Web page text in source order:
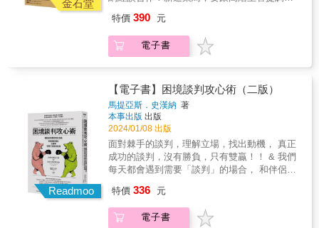
活還寫實的電影世界吧！記得找到書上分享的
七部正版好電影，搭配本書一起觀看，遨遊徜
徉在閱讀電影的天空，樂趣無窮！
通技巧非常重要。本書內容清晰、易懂，發人
深思並提供具體的實踐建議，幫助讀者「開心
進正確的談判溝通心態和技巧。&這本書適合所
有希望學習與提升談判溝通能力，並渴望在職
場及生活中取得成功的人，無論讀者的職業背
景、經驗閱歷、專業領域或個人興趣為何，它
不僅提供豐富的理論方法，更透過深入分析經
典電影場景，提供生動真實的案例及實用的知
識與技巧，使讀者能更加理解並應用談判溝通
的技巧和策略．面對職場及日常生活的挑戰，
提升個人生活品質，實現自己的目標和夢想。&
你，適合讀這本書嗎？莫懷疑，別猶豫，翻開
書，讓我們一起進入充滿神奇魔力、比真實生
活還寫實的電影世界吧！記得找到書上分享的
七部正版好電影，搭配本書一起觀看，遨遊徜
徉在閱讀電影的天空，樂趣無窮！
口氣將《創造可能》看過，未來也一定會反覆
重讀其中智慧！」 &mdash;&mdash;法勒
（Bruce Feiler）《人生轉折點》，（Life is in
the Transitions）作者 「如果我要上戰場（或
引人入勝的故事，是探討凡事都有可能的經典
大作。」 &mdash;&mdash;瑞普立（Amanda
Ripley），《修復關係的正向衝突》作者 「如
果你在乎正在撕裂我們國家的歧異，你一定要
讀這本書，才能解決我們現今生活各方面所面
臨的棘手議題。我非常推薦！」
&mdash;&mdash;瓊斯（Van Jones），社會創
時，做什麼是有意義的。書中並總結了近代人
類行為變化的研究，藉由歷史和時事的案例來
關於牛津通識課】 用最簡明直白的方式，了解
現代人最需要知道的大問題。 牛津通識課
（Very Short Introductions，簡稱VSI）是英國
系列叢書，秉持「為所有讀者提供一個可讀性
強且包羅萬千的工具書圖書館」的信念，於
1995年首次推出，多年來已出版近700本讀物，
內容涉及歷史、神學、藝術、哲學、文學、醫
學、自然科學、政治等數十多種領域。每一本
書對應一個主題，由該領域公認的專家撰寫，
篇幅簡潔精煉，並提供進一步深度閱讀的建
識框架。 &
的談判大師羅傑．道森數十年的成功談判經
驗，整理出64種優勢談判的秘訣，透過大量淺
顯易懂的例子，全面解析談判技巧，並針對不
同情境，制定了專門的談判方案，讓你在談判
生。
談判道路上見招拆招，讓你迅速理清自己的理
想條件排序、對方的核心需求，並推導出豐富
期，但又不能得罪，你該怎麼辦？ A：利益
&rarr;了解客戶在乎的是什麼 &事實&rarr;確
認為什麼指定這個交期，找出滿足同樣利益的
方案 Q：家人不讓你養貓，該怎麼說服？ A：
利益&rarr;了解家人擔心的問題有哪些 &事實
&rarr;確認如何解決過敏問題、環境問題，以及
照顧責任問題 &選項&rarr;在慈善社團借養一
隻孟加拉豹貓，引起過敏的案例少，掉毛也較
少 Q：想讓住在北極的人跟你買冰箱，你要怎
麼賣？ A：利益&rarr;北極人需要一個儲存食物
外，會凍得非常硬而無法食用 &選項&rarr;冰
箱可以穩定控管食物溫度 Q：討厭的朋友要你
周末去幫她搬家，要怎麼拒絕？ A：善用「正
金石堂
你？如果談判籌碼不對等，該怎麼逆轉劣勢，
達成你想要的結果？說服父母養貓、讓經營衰
退的公司捐款五倍、把冰箱賣給住在北極的人
談成！一想到明天要面對超難搞的魔王級客戶
就夜不成眠嗎？身處小蝦米對上大鯨魚的談判
場合，權力關係不對等的高壓情境讓你不知如
何應對嗎？教授協商術超過二十年的賽斯・弗
里曼知道，面對日常生活和職場上的溝通難
題，若只談原則遠遠不夠，明確直接、實證有
效的解題公式才是大家最需要的。本書提供十
五個能迅速上手的協商工具，帶領讀者在談判
道路上見招拆招，讓你迅速理清自己的理想條
決問題方案！Q：客戶提出非常緊迫的交期，但
特價 390 元
電子書
Readmoo
【電子書】困境談判攻心術（二版）
馬提亞斯．史漢納 著
本事出版 出版
2024/01/08 出版
面對棘手的談判，理解立場，找出動機， 真正
成功的談判，沒有勝負，只有雙贏！！ & 我們
每天都會遇到需要「談判」的場合， 和伴侶談
垃圾、誰該洗碗掃地； 和子女談判，何時應該
整理房間、何時應該做功課、何時應該上床就
寢； 和老闆談判，當我們想提早下班、想負責
特價 336 元
電子書